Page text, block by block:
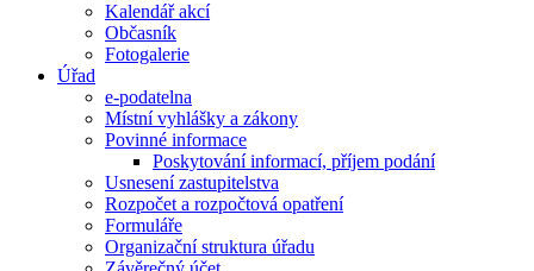
Kalendář akcí
Občasník
Fotogalerie
Úřad
e-podatelna
Místní vyhlášky a zákony
Povinné informace
Poskytování informací, příjem podání
Usnesení zastupitelstva
Rozpočet a rozpočtová opatření
Formuláře
Organizační struktura úřadu